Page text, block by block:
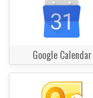
Google Calendar